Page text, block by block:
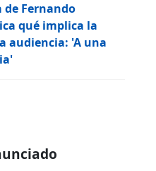
de Fernando
qué implica la
audiencia: 'A una